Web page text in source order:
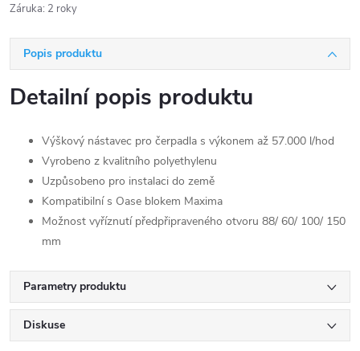
Záruka: 2 roky
Popis produktu
Detailní popis produktu
Výškový nástavec pro čerpadla s výkonem až 57.000 l/hod
Vyrobeno z kvalitního polyethylenu
Uzpůsobeno pro instalaci do země
Kompatibilní s Oase blokem Maxima
Možnost vyříznutí předpřipraveného otvoru 88/ 60/ 100/ 150
mm
Parametry produktu
Diskuse